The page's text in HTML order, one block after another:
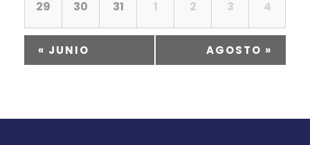
e
b
ú
s
e
v
s
d
a
i
e
29
30 31 1 2 3 4
« JUNIO AGOSTO »